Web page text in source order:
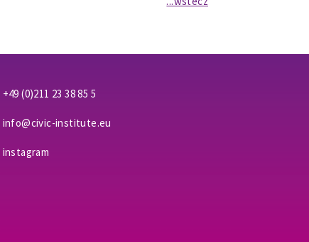
+49 (0)211 23 38 85 5
info@civic-institute.eu
instagram